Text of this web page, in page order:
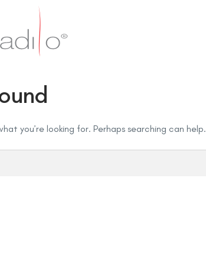
you’re looking for. Perhaps searching can help.